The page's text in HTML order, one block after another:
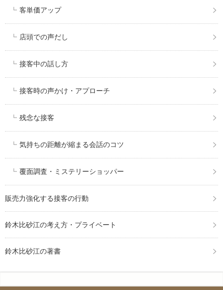
客単価アップ
店頭での声だし
接客中の話し方
接客時の声かけ・アプローチ
残念な接客
気持ちの距離が縮まる会話のコツ
覆面調査・ミステリーショッパー
販売力強化する接客の行動
鈴木比砂江の考え方・プライベート
鈴木比砂江の著書